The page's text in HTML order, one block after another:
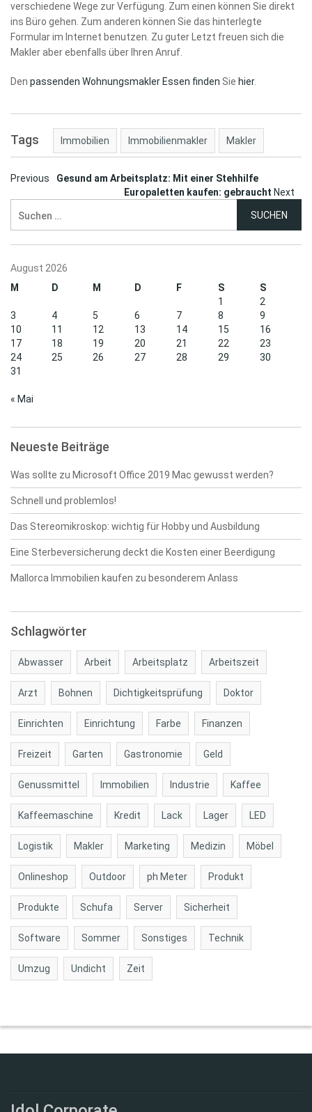
verschiedene Wege zur Verfügung. Zum einen können Sie direkt
ins Büro gehen. Zum anderen können Sie das hinterlegte
Formular im Internet benutzen. Zu guter Letzt freuen sich die
Makler aber ebenfalls über Ihren Anruf.
Den passenden Wohnungsmakler Essen finden Sie hier.
Tags Immobilien Immobilienmakler Makler
Post
navigation
Previous
Gesund am Arbeitsplatz: Mit einer Stehhilfe
Europaletten kaufen: gebraucht Next
nach:
August 2026
M
D M D F S
S
1
2
3
4 5 6 7 8
9
10
11 12 13 14 15
16
17
18 19 20 21 22
23
24
25 26 27 28 29
30
31
« Mai
Neueste Beiträge
Was sollte zu Microsoft Office 2019 Mac gewusst werden?
Schnell und problemlos!
Das Stereomikroskop: wichtig für Hobby und Ausbildung
Eine Sterbeversicherung deckt die Kosten einer Beerdigung
Mallorca Immobilien kaufen zu besonderem Anlass
Schlagwörter
Abwasser Arbeit Arbeitsplatz Arbeitszeit
Arzt Bohnen Dichtigkeitsprüfung Doktor
Einrichten Einrichtung Farbe Finanzen
Freizeit Garten Gastronomie Geld
Genussmittel Immobilien Industrie Kaffee
Kaffeemaschine Kredit Lack Lager LED
Logistik Makler Marketing Medizin Möbel
Onlineshop Outdoor ph Meter Produkt
Produkte Schufa Server Sicherheit
Software Sommer Sonstiges Technik
Umzug Undicht Zeit